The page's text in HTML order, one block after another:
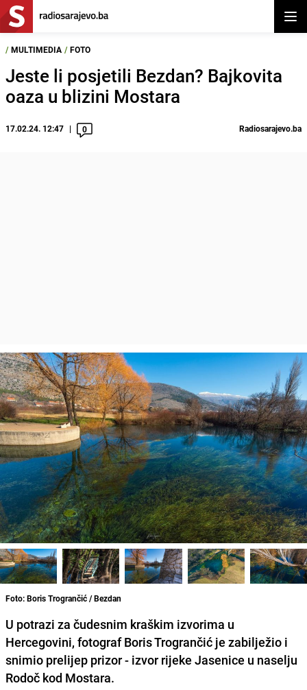
/ MULTIMEDIA / FOTO
Jeste li posjetili Bezdan? Bajkovita
oaza u blizini Mostara
17.02.24. 12:47 0 Radiosarajevo.ba
Foto: Boris Trogrančić / Bezdan
U potrazi za čudesnim kraškim izvorima u
Hercegovini, fotograf Boris Trogrančić je zabilježio i
snimio prelijep prizor - izvor rijeke Jasenice u naselju
Rodoč kod Mostara.